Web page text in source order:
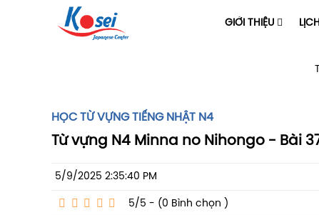
GIỚI THIỆU
HỌC TỪ VỰNG TIẾNG NHẬT N4
Từ vựng N4 Minna no Nihongo - Bài
5/9/2025 2:35:40 PM
5/5 - (0 Bình chọn )